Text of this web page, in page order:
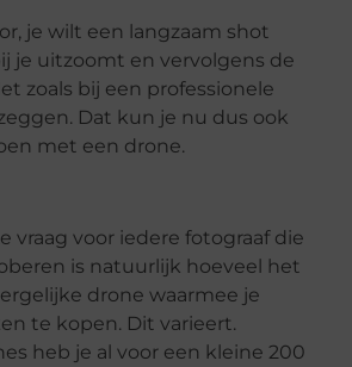
je wilt een langzaam shot
je uitzoomt en vervolgens de
zoals bij een professionele
Dat kun je nu dus ook
met een drone.
vraag voor iedere fotograaf die
is natuurlijk hoeveel het
drone waarmee je
te kopen. Dit varieert.
heb je al voor een kleine 200